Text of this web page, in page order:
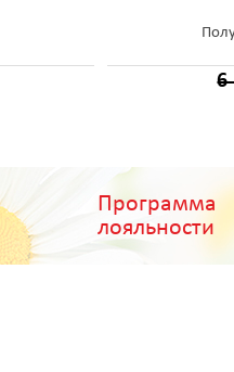
6
Программа
лояльности